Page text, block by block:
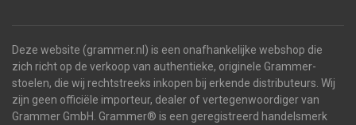
Deze website (grammer.nl) is een onafhankelijke webshop die
zich richt op de verkoop van authentieke, originele Grammer-
stoelen, die wij rechtstreeks inkopen bij erkende distributeurs. Wij
zijn geen officiële importeur, dealer of vertegenwoordiger van
Grammer GmbH. Grammer® is een geregistreerd handelsmerk